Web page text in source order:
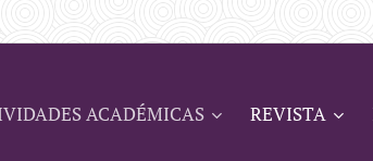
ACADÉMICAS REVISTA